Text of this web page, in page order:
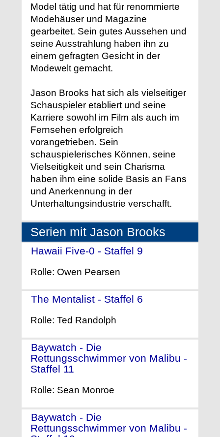
Model tätig und hat für renommierte
Modehäuser und Magazine
gearbeitet. Sein gutes Aussehen und
seine Ausstrahlung haben ihn zu
einem gefragten Gesicht in der
Modewelt gemacht.
Jason Brooks hat sich als vielseitiger
Schauspieler etabliert und seine
Karriere sowohl im Film als auch im
Fernsehen erfolgreich
vorangetrieben. Sein
schauspielerisches Können, seine
Vielseitigkeit und sein Charisma
haben ihm eine solide Basis an Fans
und Anerkennung in der
Unterhaltungsindustrie verschafft.
Serien mit Jason Brooks
Hawaii Five-0 - Staffel 9
Rolle: Owen Pearsen
The Mentalist - Staffel 6
Rolle: Ted Randolph
Baywatch - Die
Rettungsschwimmer von Malibu -
Staffel 11
Rolle: Sean Monroe
Baywatch - Die
Rettungsschwimmer von Malibu -